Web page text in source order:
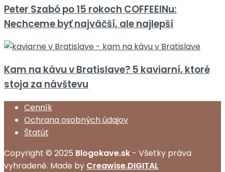
Peter Szabó po 15 rokoch COFFEEINu:
Nechceme byť najväčší, ale najlepší
Kam na kávu v Bratislave? 5 kaviarní, ktoré
stoja za návštevu
Cenník
Ochrana osobných údajov
Štatút
Copyright © 2025 Blogokave.sk - Všetky práva
vyhradené. Made by Creawise.DIGITAL